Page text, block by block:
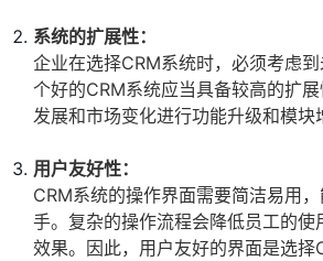
系统的扩展性：
企业在选择CRM系统时，必须考虑
个好的CRM系统应当具备较高的扩
发展和市场变化进行功能升级和模块
用户友好性：
CRM系统的操作界面需要简洁易用
手。复杂的操作流程会降低员工的使
效果。因此，用户友好的界面是选择